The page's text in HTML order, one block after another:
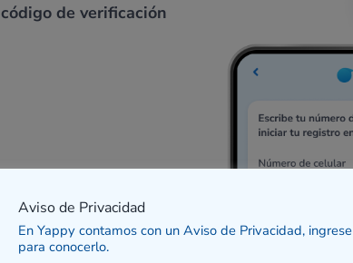
código de verificación
Aviso de Privacidad
En Yappy contamos con un Aviso de Privacidad, ingrese
para conocerlo.